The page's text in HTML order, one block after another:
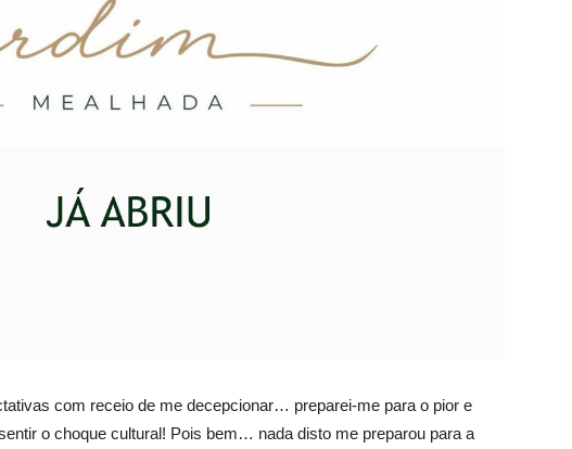
com receio de me decepcionar… preparei-me para o pior e
o choque cultural! Pois bem… nada disto me preparou para a